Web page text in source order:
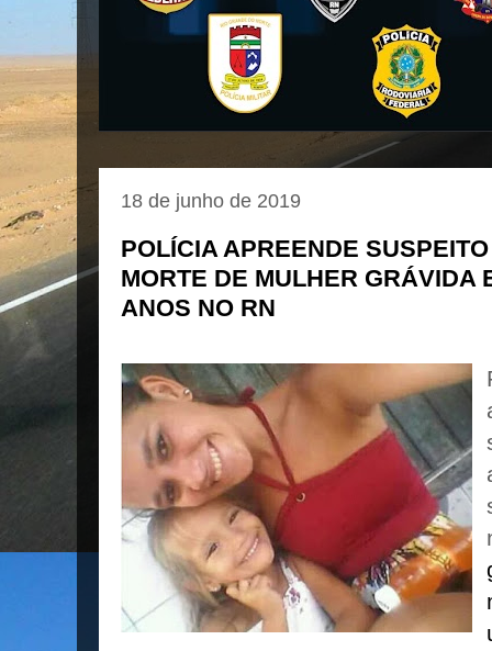
18 de junho de 2019
POLÍCIA APREENDE
MORTE DE MULHER GRÁVIDA
ANOS NO RN